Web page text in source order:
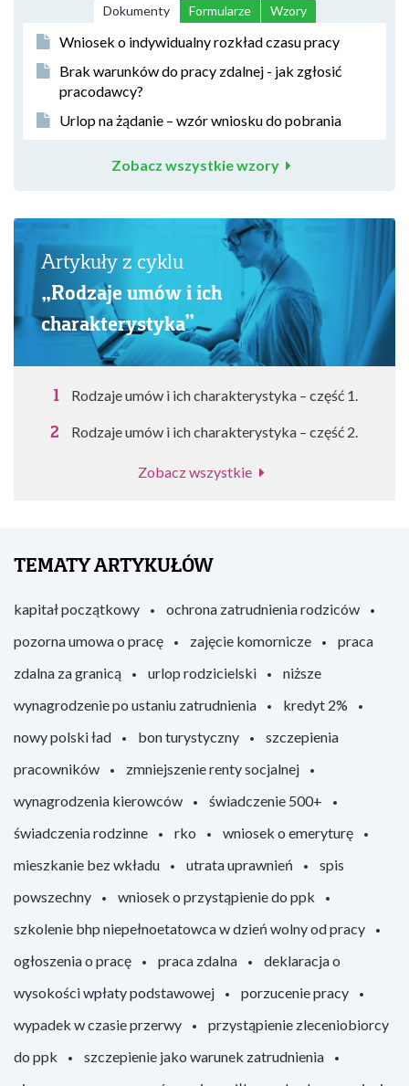
Dokumenty Formularze Wzory
Wniosek o indywidualny rozkład czasu pracy
Brak warunków do pracy zdalnej - jak zgłosić
pracodawcy?
Urlop na żądanie – wzór wniosku do pobrania
Zobacz wszystkie wzory
Artykuły z cyklu
„Rodzaje umów i ich
charakterystyka”
Rodzaje umów i ich charakterystyka – część 1.
Rodzaje umów i ich charakterystyka – część 2.
Zobacz wszystkie
TEMATY ARTYKUŁÓW
kapitał początkowy
ochrona zatrudnienia rodziców
pozorna umowa o pracę
zajęcie komornicze
praca
zdalna za granicą
urlop rodzicielski
niższe
wynagrodzenie po ustaniu zatrudnienia
kredyt 2%
nowy polski ład
bon turystyczny
szczepienia
pracowników
zmniejszenie renty socjalnej
wynagrodzenia kierowców
świadczenie 500+
świadczenia rodzinne
rko
wniosek o emeryturę
mieszkanie bez wkładu
utrata uprawnień
spis
powszechny
wniosek o przystąpienie do ppk
szkolenie bhp niepełnoetatowca w dzień wolny od pracy
ogłoszenia o pracę
praca zdalna
deklaracja o
wysokości wpłaty podstawowej
porzucenie pracy
wypadek w czasie przerwy
przystąpienie zleceniobiorcy
do ppk
szczepienie jako warunek zatrudnienia